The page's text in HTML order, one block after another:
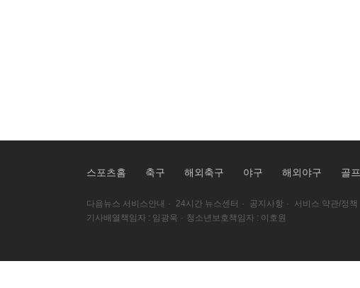
스포츠홈 축구 해외축구 야구 해외야구 골프
다음뉴스 서비스안내 · 24시간 뉴스센터 · 공지사항 ·
서비스 약관/정책
기사배열책임자 : 임광욱 · 청소년보호책임자 : 이호원